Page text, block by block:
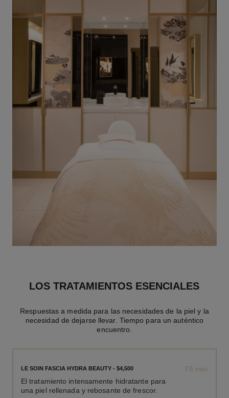
LOS TRATAMIENTOS ESENCIALES
Respuestas a medida para las necesidades de la piel y la
necesidad de dejarse llevar. Tiempo para un auténtico
encuentro.
LE SOIN FASCIA HYDRA BEAUTY - $4,500
El tratamiento intensamente hidratante para
una piel rellenada y rebosante de frescor.
75 min